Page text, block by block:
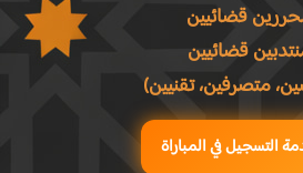
قضائيين
قضائيين
متصرفين، تقنيين)
في المباراة